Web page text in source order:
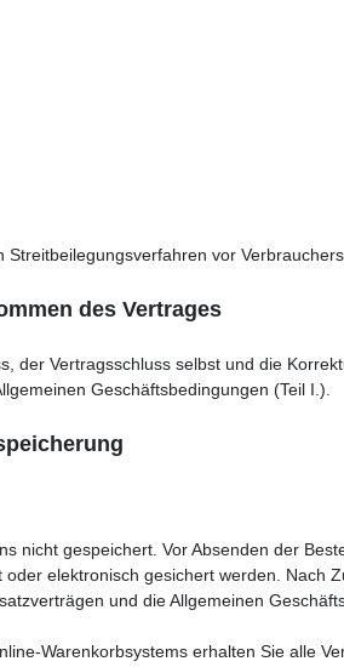
vor
des Vertrages
der Vertragsschluss selbst und die
Geschäftsbedingungen (Teil I.).
nicht gespeichert. Vor Absenden der
elektronisch gesichert werden. Nach
und die Allgemeinen
Warenkorbsystems erhalten Sie alle